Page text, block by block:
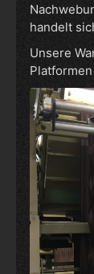
handelt
Unsere